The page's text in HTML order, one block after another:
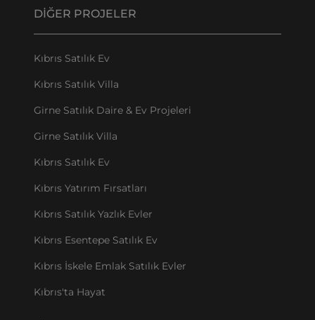
DIĞER PROJELER
Kıbrıs Satılık Ev
Kıbrıs Satılık Villa
Girne Satılık Daire & Ev Projeleri
Girne Satılık Villa
Kıbrıs Satılık Ev
Kıbrıs Yatırım Fırsatları
Kıbrıs Satılık Yazlık Evler
Kıbrıs Esentepe Satılık Ev
Kıbrıs İskele Emlak Satılık Evler
Kıbrıs'ta Hayat